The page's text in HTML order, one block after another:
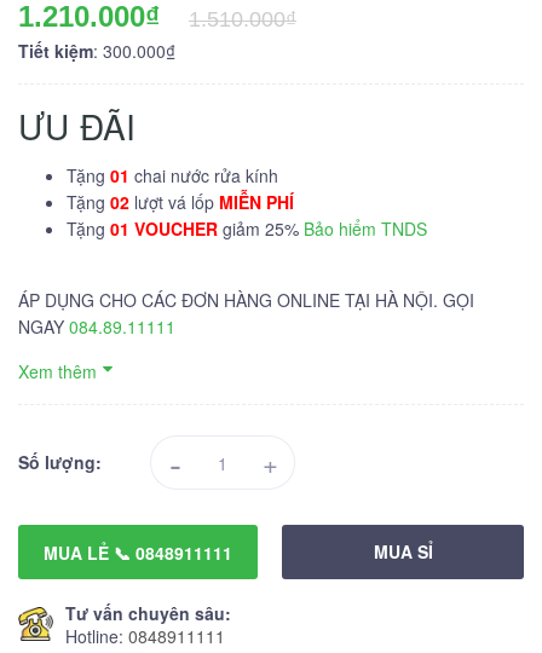
1.210.000₫
1.510.000₫
Tiết kiệm: 300.000₫
ƯU ĐÃI
Tặng 01 chai nước rửa kính
Tặng 02 lượt vá lốp MIỄN PHÍ
Tặng 01 VOUCHER giảm 25% Bảo hiểm TNDS
ÁP DỤNG CHO CÁC ĐƠN HÀNG ONLINE TẠI HÀ NỘI. GỌI
NGAY 084.89.11111
Xem thêm
Số lượng: - +
MUA LẺ 📞 0848911111 MUA SỈ
Tư vấn chuyên sâu:
Hotline: 0848911111